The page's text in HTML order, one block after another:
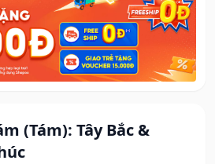
(Tám): Tây Bắc &